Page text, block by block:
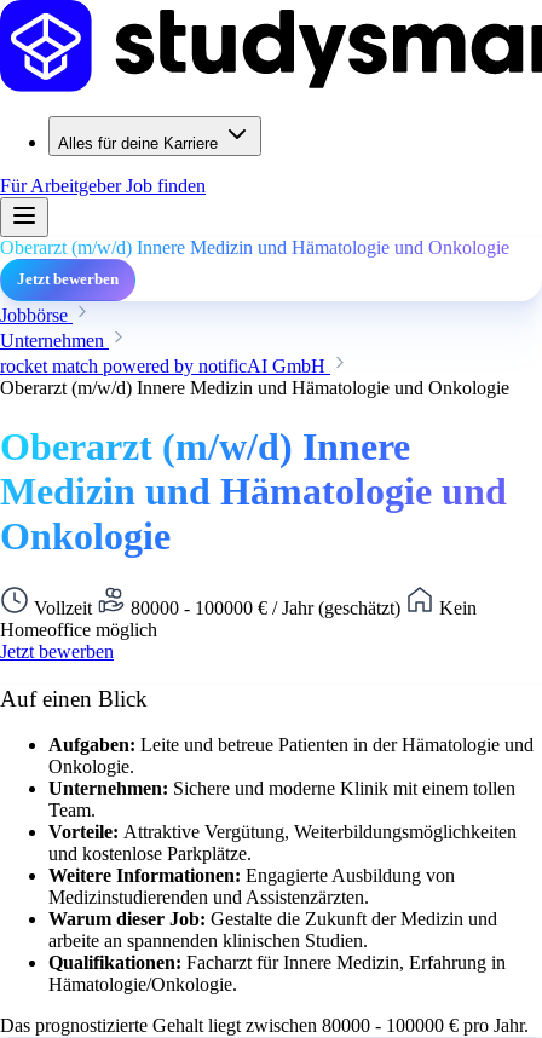
Alles für deine Karriere
Für ArbeitgeberJob finden
Oberarzt (m/w/d) Innere Medizin und Hämatologie und Onkologie
Jetzt bewerben
Jobbörse
Unternehmen
rocket match powered by notificAI GmbH
Oberarzt (m/w/d) Innere Medizin und Hämatologie und Onkologie
Oberarzt (m/w/d) Innere
Medizin und Hämatologie und
Onkologie
Vollzeit 80000 - 100000 € / Jahr (geschätzt)
Kein
Homeoffice möglich
Jetzt bewerben
Auf einen Blick
Aufgaben: Leite und betreue Patienten in der Hämatologie und
Onkologie.
Unternehmen: Sichere und moderne Klinik mit einem tollen
Team.
Vorteile: Attraktive Vergütung, Weiterbildungsmöglichkeiten
und kostenlose Parkplätze.
Weitere Informationen: Engagierte Ausbildung von
Medizinstudierenden und Assistenzärzten.
Warum dieser Job: Gestalte die Zukunft der Medizin und
arbeite an spannenden klinischen Studien.
Qualifikationen: Facharzt für Innere Medizin, Erfahrung in
Hämatologie/Onkologie.
Das prognostizierte Gehalt liegt zwischen 80000 - 100000 € pro Jahr.